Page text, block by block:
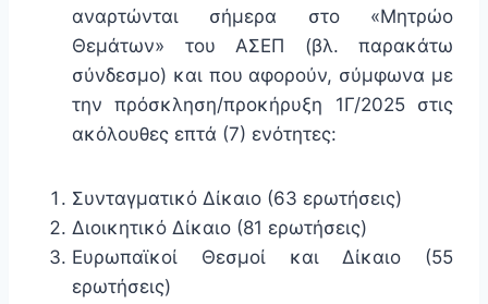
αναρτώνται σήμερα στο «Μητρώο
Θεμάτων» του ΑΣΕΠ (βλ. παρακάτω
σύνδεσμο) και που αφορούν, σύμφωνα με
την πρόσκληση/προκήρυξη 1Γ/2025 στις
ακόλουθες επτά (7) ενότητες:
Συνταγματικό Δίκαιο (63 ερωτήσεις)
Διοικητικό Δίκαιο (81 ερωτήσεις)
Ευρωπαϊκοί Θεσμοί και Δίκαιο (55
ερωτήσεις)